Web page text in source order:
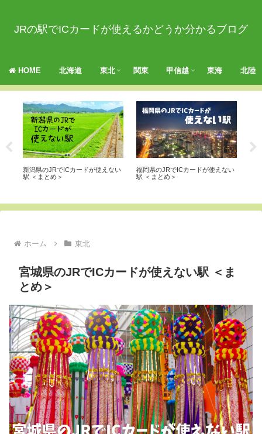
JRの駅でICカードが使えるかどうか分かるブログ
HOME 北海道 東北 関東 甲信越 東海 北陸
新潟県のJRでICカードが使えない
駅 ＜まとめ＞
福岡県のJRでICカードが使えない
駅 ＜まとめ＞
ホーム 東北
宮城県のJRでICカードが使えない駅 ＜ま
とめ＞